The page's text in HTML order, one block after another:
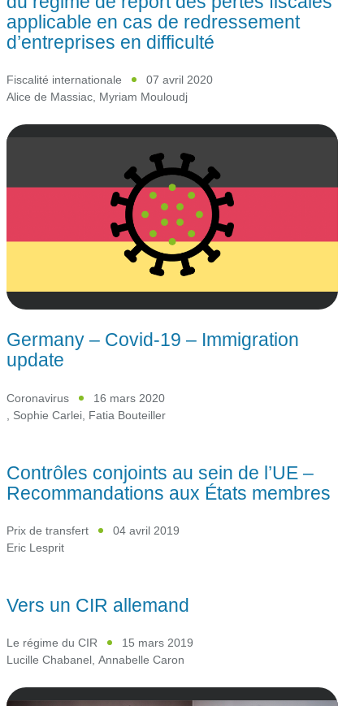
applicable en cas de redressement
d’entreprises en difficulté
Fiscalité internationale
07 avril 2020
Alice de Massiac, Myriam Mouloudj
Germany – Covid-19 – Immigration
update
Coronavirus
16 mars 2020
Sophie Carlei Fatia Bouteiller
Contrôles conjoints au sein de l’UE –
Recommandations aux États membres
Prix de transfert
04 avril 2019
Eric Lesprit
Vers un CIR allemand
Le régime du CIR
15 mars 2019
Lucille Chabanel, Annabelle Caron